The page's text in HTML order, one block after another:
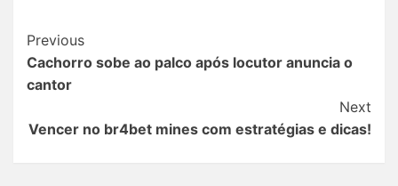
Post
Navigation
Previous
Cachorro sobe ao palco após locutor anuncia o
cantor
Next
Vencer no br4bet mines com estratégias e dicas!